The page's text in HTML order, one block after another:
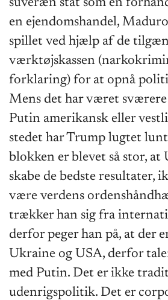
suveræn stat som en
en ejendomshandel,
spillet ved hjælp af de
værktøjskassen
forklaring) for at opnå
Mens det har været
Putin amerikansk eller
stedet har Trump lugtet
blokken er blevet så stor, at
skabe de bedste resultater,
være verdens
trækker han sig fra
derfor peger han på, at der
Ukraine og USA, derfor
med Putin. Det er ikke
udenrigspolitik. Det er